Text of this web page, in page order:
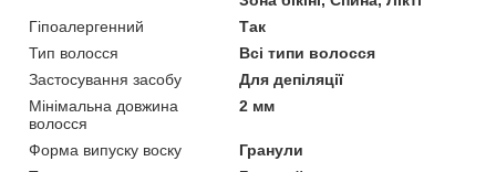
Гіпоалергенний
Так
Тип волосся
Всі типи волосся
Застосування засобу
Для депіляції
Мінімальна довжина
волосся
2 мм
Форма випуску воску
Гранули